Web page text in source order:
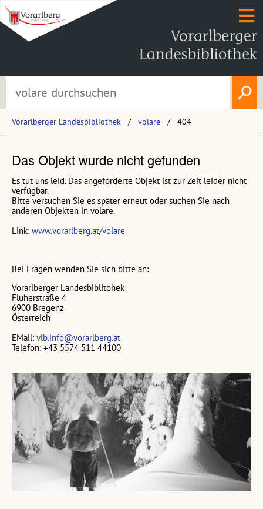
Vorarlberger Landesbibliothek volare 404
Das Objekt wurde nicht gefunden
Es tut uns leid. Das angeforderte Objekt ist zur Zeit leider nicht
verfügbar.
Bitte versuchen Sie es später erneut oder suchen Sie nach
anderen Objekten in volare.
Link: www.vorarlberg.at/volare
Bei Fragen wenden Sie sich bitte an:
Vorarlberger Landesbiblitohek
Fluherstraße 4
6900 Bregenz
Österreich
EMail: vlb.info@vorarlberg.at
Telefon: +43 5574 511 44100